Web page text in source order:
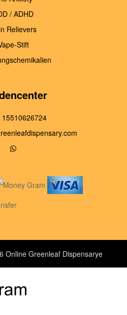
/ ADHD
Relievers
Stift
Online Greenleaf Dispensarye